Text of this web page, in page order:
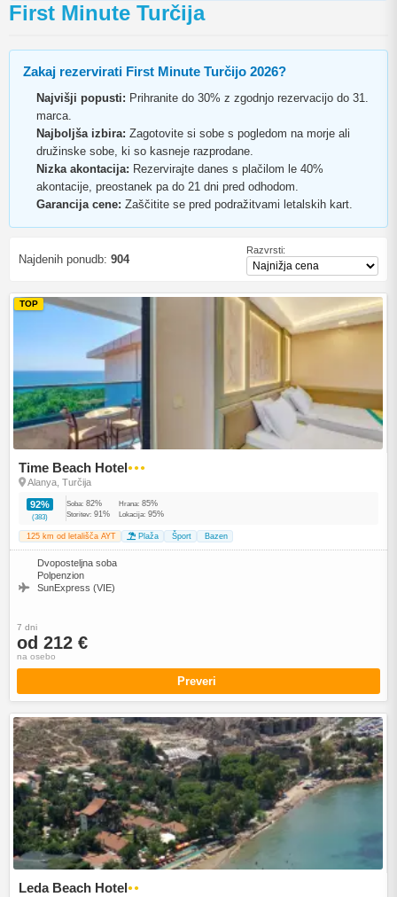
First Minute Turčija
Zakaj rezervirati First Minute Turčijo 2026?
Najvišji popusti: Prihranite do 30% z zgodnjo rezervacijo do 31.
marca.
Najboljša izbira: Zagotovite si sobe s pogledom na morje ali
družinske sobe, ki so kasneje razprodane.
Nizka akontacija: Rezervirajte danes s plačilom le 40%
akontacije, preostanek pa do 21 dni pred odhodom.
Garancija cene: Zaščitite se pred podražitvami letalskih kart.
Najdenih ponudb: 904
Razvrsti:
TOP
Time Beach Hotel●●●
Alanya, Turčija
92%
(383)
Soba: 82% Hrana: 85%
Storitev: 91% Lokacija: 95%
125 km od letališča AYT Plaža Šport Bazen
Dvoposteljna soba
Polpenzion
SunExpress (VIE)
7 dni
od 212 €
na osebo
Preveri
Leda Beach Hotel●●